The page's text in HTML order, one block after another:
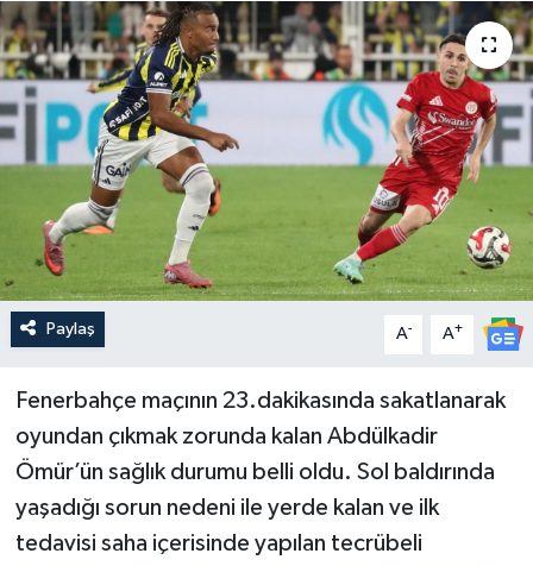
Paylaş A- A+
Fenerbahçe maçının 23.dakikasında sakatlanarak
oyundan çıkmak zorunda kalan Abdülkadir
Ömür’ün sağlık durumu belli oldu. Sol baldırında
yaşadığı sorun nedeni ile yerde kalan ve ilk
tedavisi saha içerisinde yapılan tecrübeli
Magazin
Resmi İlan
Sağlık & Yaşam
Siyaset
Spor